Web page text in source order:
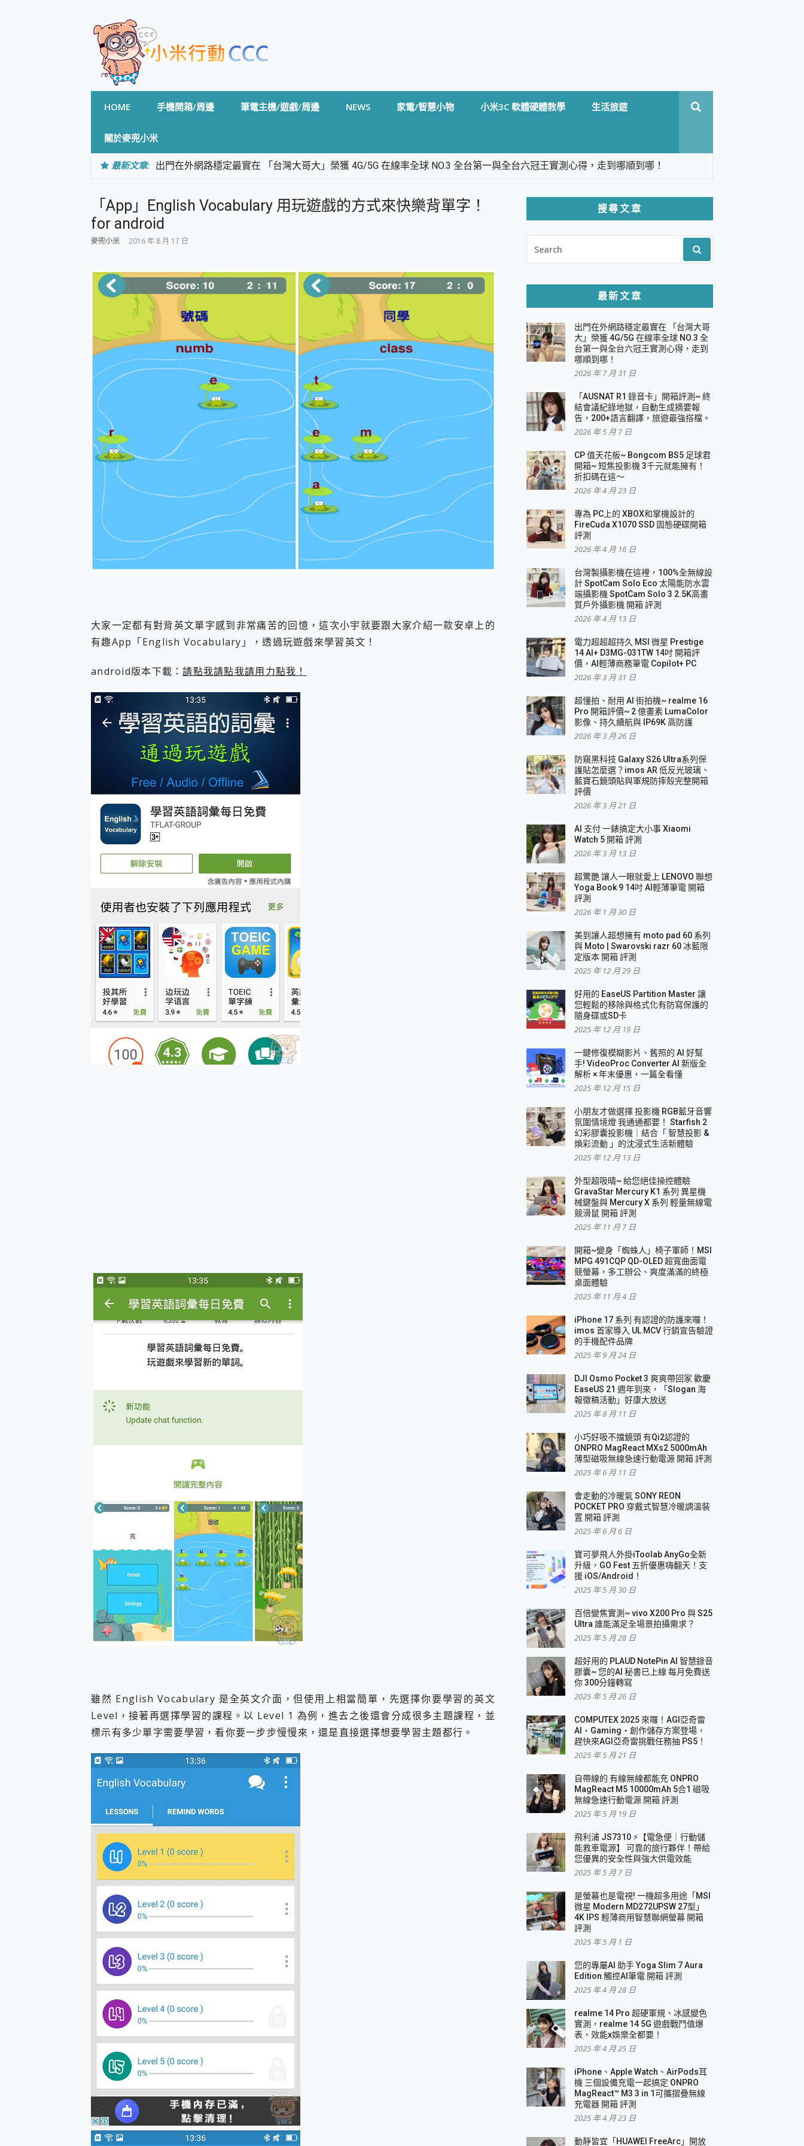
HOME 手機開箱/周邊 筆電主機/遊戲/周邊 NEWS 家電/智慧小物 小米3C 軟體硬體教學 生活旅遊
關於麥兜小米
最新文章: 出門在外網路穩定最實在 「台灣大哥大」榮獲 4G/5G 在線率全球 NO.3 全台第一與全台六冠王實測心得，走到哪順到哪！
專為 PC上的 XBOX和掌機設計的 FireCuda X1070 SSD 固態硬碟開箱 評測
台灣製攝影機在這裡，100%全無線設計 SpotCam Solo Eco 太陽能防水雲端攝影機 SpotCam Solo 3 2.5K高畫質戶外攝影機 開箱 評
測
電力超超超持久 MSI 微星 Prestige 14 AI+ D3MG-031TW 14吋 開箱評價，AI輕薄商務筆電 Copilot+ PC
防窺黑科技 Galaxy S26 Ultra系列保護貼怎麼選？imos AR 低反光玻璃、藍寶石鏡頭貼與軍規防摔殼完整開箱評價
AI 支付 一錶搞定大小事 Xiaomi Watch 5 開箱 評測
超驚艷 讓人一眼就愛上 LENOVO 聯想 Yoga Book 9 14吋 AI輕薄筆電 開箱 評測
美到讓人超想擁有 moto pad 60 系列 與 Moto | Swarovski razr 60 冰藍限定版本 開箱 評測
好用的 EaseUS Partition Master 讓您輕鬆的移除與格式化有防寫保護的隨身碟或SD卡
一鍵修復模糊影片、舊照的 AI 好幫手! VideoProc Converter AI 新版全解析 × 年末優惠，一篇全看懂
小朋友才做選擇 投影機 RGB藍牙音響 氛圍情境燈 我通通都要！ Starfish 2 幻彩膠囊投影機｜結合「 智慧投影 & 煥彩流動 」的沈浸
式生活新體驗
外型超吸晴~ 給您絕佳操控體驗 GravaStar Mercury K1 系列 異星機械鍵盤與 Mercury X 系列 輕量無線電競滑鼠 開箱 評測
開箱~變身「蜘蛛人」椅子軍師！MSI MPG 491CQP QD-OLED 超寬曲面電競螢幕，多工辦公、爽度滿滿的終極桌面體驗
iPhone 17 系列 有認證的防護來囉！ imos 首家導入 UL MCV 行銷宣告驗證的手機配件品牌
DJI Osmo Pocket 3 爽爽帶回家 歡慶 EaseUS 21 週年到來，「Slogan 海報徵稿活動」好康大放送
小巧好吸不擋鏡頭 有Qi2認證的 ONPRO MagReact MXs2 5000mAh薄型磁吸無線急速行動電源 開箱 評測
會走動的冷暖氣 SONY REON POCKET PRO 穿戴式智慧冷暖調溫裝置 開箱 評測
寶可夢飛人外掛iToolab AnyGo全新升級，GO Fest 五折優惠嗨翻天！支援 iOS/Android！
百倍變焦實測~ vivo X200 Pro 與 S25 Ultra 誰能滿足全場景拍攝需求？
超好用的 PLAUD NotePin AI 智慧錄音膠囊~ 您的AI 秘書已上線 每月免費送你 300分鐘轉寫
COMPUTEX 2025 來囉！AGI亞奇雷 AI・Gaming・創作儲存方案登場，趕快來AGI亞奇雷挑戰任務抽 PS5！
自帶線的 有線無線都能充 ONPRO MagReact M5 10000mAh 5合1 磁吸無線急速行動電源 開箱 評測
飛利浦 JS7310 ⚡【電急便｜行動儲能救車電源】 可靠的旅行夥伴！帶給您優異的安全性與強大供電效能
是螢幕也是電視! 一機超多用途「MSI微星 Modern MD272UPSW 27型」 4K IPS 輕薄商用智慧聯網螢幕 開箱 評測
您的專屬AI 助手 Yoga Slim 7 Aura Edition 觸控AI筆電 開箱 評測
realme 14 Pro 超硬軍規、冰感變色實測，realme 14 5G 遊戲戰鬥值爆表，效能x娛樂全都要！
iPhone、Apple Watch、AirPods耳機 三個設備充電一起搞定 ONPRO MagReact™ M3 3 in 1可攜摺疊無線充電器 開箱 評測
動靜皆宜「HUAWEI FreeArc」開放式耳掛耳機，無感配戴! 超穩超服貼，音質、通話也很優質
給 MSI Claw 系列電競掌機 最完美的家 MSI Nest Docking Station 掌機專屬擴充底座 開箱 評測
B&O 精品級音響! Home+ 中嘉寬頻 SoundBox 劇院串流盒 開箱 評測
EaseUS Vocal Remover 免費線上去聲器一鍵去除人聲 人聲 音樂分離 2024 消除人聲推薦
3 個超值 MHN 飛人工具分享~~ iToolab AnyGo 魔物獵人 Now飛人 ios教學 不出門也可以到處走
Locawhere AnyTo 寶可夢飛人 AnyTo 不出門也可以飛遍全世界
小體積 40000mAh 超大容量 一次充5個設備 充好充滿 CUKTECH 酷態科 300W 微型充電站 開箱 評測
97.3% 恢復率，資料救援就是這麼簡單 EaseUS Data Recovery Wizard Free 18.0.0 業界最好的資料救援軟體
磁碟系統大風吹 有了 磁碟管理程式 EaseUS Partition Master 就是這麼簡單
全新 SONY Xperia 1 VI 開箱! 相機實測! 長焦覆蓋更遠更清晰、2日長續航、頂尖影音娛樂效能~
Xiaomi 14 Ultra 開箱 評測~ 有深度的 Leica 影像旗艦手機! 加碼小旗艦 Xiaomi 14 開箱 評測
vivo TWS 3e 真無線藍牙耳機智慧降噪升級、音質明亮溫潤，並支援雙設備連接~
MSI Claw 掌機專屬配件包 來囉 完美保護 MSI Claw A1M-026TW 電競掌機
人像旗艦 vivo V30 系列 開箱 評測! 首搭蔡司光學鏡頭、攝影棚級柔光環、拍攝功能最好玩的美拍神機 vivo V30 Pro
多個願望一次滿足 超強散熱 微星 MSI Claw A1M-026TW 電競掌機 開箱 評測
一吸完美對位 擁有超強吸力與超好用的隱磁支架 O-ONE MAG 最會吸的行動電源 開箱 評測
Motorola edge 70 pro 及 moto g37 power上市，登錄在送飛利浦氣炸鍋
ASUS Pad 全面應援 Me Time，加碼愛奇藝黃金雙周卡體驗，專案價最低 NT$0 起
榮耀 HONOR 600 Pro x MOLLY Limited Edition 限量版開賣，攜手味全龍進駐大巨蛋萬人盛典
「App」English Vocabulary 用玩遊戲的方式來快樂背單字！
for android
麥兜小米 2016 年 8 月 17 日
大家一定都有對背英文單字感到非常痛苦的回憶，這次小宇就要跟大家介紹一款安卓上的
有趣App「English Vocabulary」，透過玩遊戲來學習英文！
android版本下載：請點我請點我請用力點我！
雖然 English Vocabulary 是全英文介面，但使用上相當簡單，先選擇你要學習的英文
Level，接著再選擇學習的課程。以 Level 1 為例，進去之後還會分成很多主題課程，並
標示有多少單字需要學習，看你要一步步慢慢來，還是直接選擇想要學習主題都行。
搜尋文章
FOR:
最新文章
出門在外網路穩定最實在 「台灣大哥
大」榮獲 4G/5G 在線率全球 NO.3 全
台第一與全台六冠王實測心得，走到
哪順到哪！
2026 年 7 月 31 日
「AUSNAT R1 錄音卡」開箱評測~ 終
結會議紀錄地獄，自動生成摘要報
告，200+語言翻譯，旅遊最強搭檔。
2026 年 5 月 7 日
CP 值天花板~ Bongcom BS5 足球君
開箱~ 短焦投影機 3千元就能擁有！
折扣碼在這～
2026 年 4 月 23 日
專為 PC上的 XBOX和掌機設計的
FireCuda X1070 SSD 固態硬碟開箱
評測
2026 年 4 月 16 日
台灣製攝影機在這裡，100%全無線設
計 SpotCam Solo Eco 太陽能防水雲
端攝影機 SpotCam Solo 3 2.5K高畫
質戶外攝影機 開箱 評測
2026 年 4 月 13 日
電力超超超持久 MSI 微星 Prestige
14 AI+ D3MG-031TW 14吋 開箱評
價，AI輕薄商務筆電 Copilot+ PC
2026 年 3 月 31 日
超懂拍、耐用 AI 街拍機~ realme 16
Pro 開箱評價~ 2 億畫素 LumaColor
影像、持久續航與 IP69K 高防護
2026 年 3 月 26 日
防窺黑科技 Galaxy S26 Ultra系列保
護貼怎麼選？imos AR 低反光玻璃、
藍寶石鏡頭貼與軍規防摔殼完整開箱
評價
2026 年 3 月 21 日
AI 支付 一錶搞定大小事 Xiaomi
Watch 5 開箱 評測
2026 年 3 月 13 日
超驚艷 讓人一眼就愛上 LENOVO 聯想
Yoga Book 9 14吋 AI輕薄筆電 開箱
評測
2026 年 1 月 30 日
美到讓人超想擁有 moto pad 60 系列
與 Moto | Swarovski razr 60 冰藍限
定版本 開箱 評測
2025 年 12 月 29 日
好用的 EaseUS Partition Master 讓
您輕鬆的移除與格式化有防寫保護的
隨身碟或SD卡
2025 年 12 月 19 日
一鍵修復模糊影片、舊照的 AI 好幫
手! VideoProc Converter AI 新版全
解析 × 年末優惠，一篇全看懂
2025 年 12 月 15 日
小朋友才做選擇 投影機 RGB藍牙音響
氛圍情境燈 我通通都要！ Starfish 2
幻彩膠囊投影機｜結合「 智慧投影 &
煥彩流動 」的沈浸式生活新體驗
2025 年 12 月 13 日
外型超吸晴~ 給您絕佳操控體驗
GravaStar Mercury K1 系列 異星機
械鍵盤與 Mercury X 系列 輕量無線電
競滑鼠 開箱 評測
2025 年 11 月 7 日
開箱~變身「蜘蛛人」椅子軍師！MSI
MPG 491CQP QD-OLED 超寬曲面電
競螢幕，多工辦公、爽度滿滿的終極
桌面體驗
2025 年 11 月 4 日
iPhone 17 系列 有認證的防護來囉！
imos 首家導入 UL MCV 行銷宣告驗證
的手機配件品牌
2025 年 9 月 24 日
DJI Osmo Pocket 3 爽爽帶回家 歡慶
EaseUS 21 週年到來，「Slogan 海
報徵稿活動」好康大放送
2025 年 8 月 11 日
小巧好吸不擋鏡頭 有Qi2認證的
ONPRO MagReact MXs2 5000mAh
薄型磁吸無線急速行動電源 開箱 評測
2025 年 6 月 11 日
會走動的冷暖氣 SONY REON
POCKET PRO 穿戴式智慧冷暖調溫裝
置 開箱 評測
2025 年 6 月 6 日
寶可夢飛人外掛iToolab AnyGo全新
升級，GO Fest 五折優惠嗨翻天！支
援 iOS/Android！
2025 年 5 月 30 日
百倍變焦實測~ vivo X200 Pro 與 S25
Ultra 誰能滿足全場景拍攝需求？
2025 年 5 月 28 日
超好用的 PLAUD NotePin AI 智慧錄音
膠囊~ 您的AI 秘書已上線 每月免費送
你 300分鐘轉寫
2025 年 5 月 26 日
COMPUTEX 2025 來囉！AGI亞奇雷
AI・Gaming・創作儲存方案登場，
趕快來AGI亞奇雷挑戰任務抽 PS5！
2025 年 5 月 21 日
自帶線的 有線無線都能充 ONPRO
MagReact M5 10000mAh 5合1 磁吸
無線急速行動電源 開箱 評測
2025 年 5 月 19 日
飛利浦 JS7310 ⚡【電急便｜行動儲
能救車電源】 可靠的旅行夥伴！帶給
您優異的安全性與強大供電效能
2025 年 5 月 7 日
是螢幕也是電視! 一機超多用途「MSI
微星 Modern MD272UPSW 27型」
4K IPS 輕薄商用智慧聯網螢幕 開箱
評測
2025 年 5 月 1 日
您的專屬AI 助手 Yoga Slim 7 Aura
Edition 觸控AI筆電 開箱 評測
2025 年 4 月 28 日
realme 14 Pro 超硬軍規、冰感變色
實測，realme 14 5G 遊戲戰鬥值爆
表，效能x娛樂全都要！
2025 年 4 月 25 日
iPhone、Apple Watch、AirPods耳
機 三個設備充電一起搞定 ONPRO
MagReact™ M3 3 in 1可攜摺疊無線
充電器 開箱 評測
2025 年 4 月 23 日
動靜皆宜「HUAWEI FreeArc」開放